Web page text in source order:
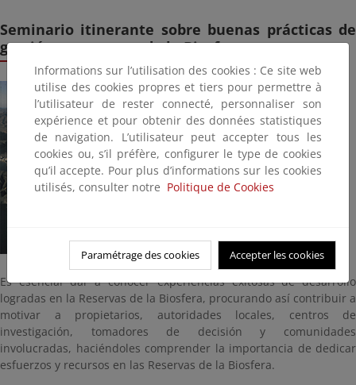
Seminario itinerante sobre buenas prácticas de
gestión en reservas de la Biosfera
Es esencial dar a conocer experiencias exitosas de desarrollo
logradas en la Reservas de la Biosfera, procurando así contribuir a
motivar a propietarios, autoridades locales, centros de
investigación, tomadores de decisión y comunidades
involucradas, haciéndoles comprender la importancia de dedicar
esfuerzos y recursos en las Reservas de la Biosfera.
Informations sur l’utilisation des cookies : Ce site web
utilise des cookies propres et tiers pour permettre à
l’utilisateur de rester connecté, personnaliser son
expérience et pour obtenir des données statistiques
de navigation. L’utilisateur peut accepter tous les
cookies ou, s’il préfère, configurer le type de cookies
qu’il accepte. Pour plus d’informations sur les cookies
utilisés, consulter notre Politique de Cookies
Paramétrage des cookies Accepter les cookies